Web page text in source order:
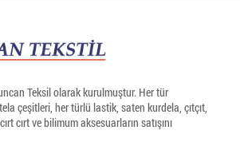
Teksil olarak kurulmuştur. Her tür
çeşitleri, her türlü lastik, saten kurdela, çıtçıt,
cırt ve bilimum aksesuarların satışını